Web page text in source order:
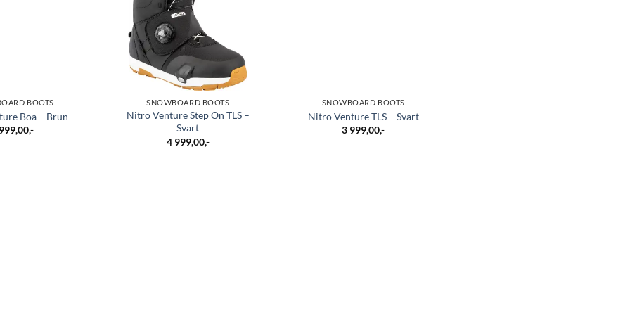
BOOTS
Boa – Brun
,-
SNOWBOARD BOOTS
Nitro Venture Step On TLS –
Svart
4 999,00,-
SNOWBOARD BOOTS
Nitro Venture TLS – Svart
3 999,00,-